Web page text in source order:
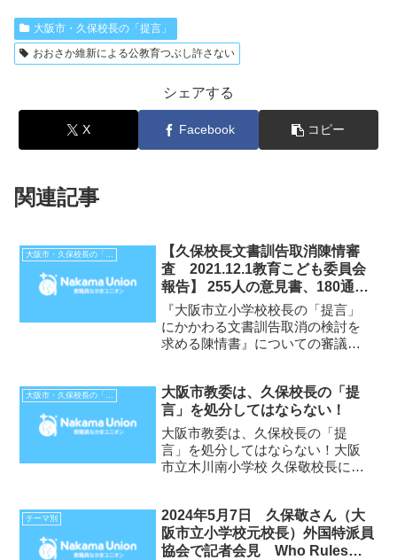
大阪市・久保校長の「提言」
おおさか維新による公教育つぶし許さない
シェアする
X Facebook コピー
関連記事
大阪市・久保校長の「提言」
【久保校長文書訓告取消陳情審
査 2021.12.1教育こども委員会
報告】 255人の意見書、180通の
意見…信用失墜行為はどちらなの
か！総合教育会議での大森特別顧
問の「提言」批判が問題に！
『大阪市立小学校校長の「提言」
にかかわる文書訓告取消の検討を
求める陳情書』についての審議
日、記録映像が大阪市ホームペー
ジに公開されました。結果2021年
12月1日教育こども委員...
大阪市・久保校長の「提言」
大阪市教委は、久保校長の「提
言」を処分してはならない！
大阪市教委は、久保校長の「提
言」を処分してはならない！大阪
市立木川南小学校 久保敬校長に対
月27日大阪市教育委員会 教育
長 山本 晋次 様教職員なかま
ユニオン（０９０－１９１...
テーマ別
2024年5月7日 久保敬さん（大
阪市立小学校元校長）外国特派員
協会で記者会見 Who Rules